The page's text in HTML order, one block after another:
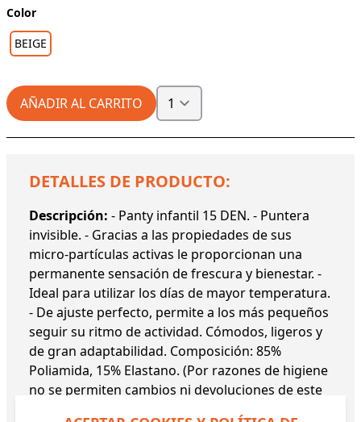
Color
BEIGE
AÑADIR AL CARRITO
DETALLES DE PRODUCTO:
Descripción: - Panty infantil 15 DEN. - Puntera
invisible. - Gracias a las propiedades de sus
micro-partículas activas le proporcionan una
permanente sensación de frescura y bienestar. -
Ideal para utilizar los días de mayor temperatura.
- De ajuste perfecto, permite a los más pequeños
seguir su ritmo de actividad. Cómodos, ligeros y
de gran adaptabilidad. Composición: 85%
Poliamida, 15% Elastano. (Por razones de higiene
no se permiten cambios ni devoluciones de este